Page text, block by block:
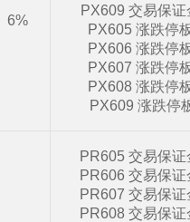
6%
PX609 交易保
PX605 涨跌停
PX606 涨跌停
PX607 涨跌停
PX608 涨跌停
PX609 涨跌停
PR605 交易保
PR606 交易保
PR607 交易保
PR608 交易保